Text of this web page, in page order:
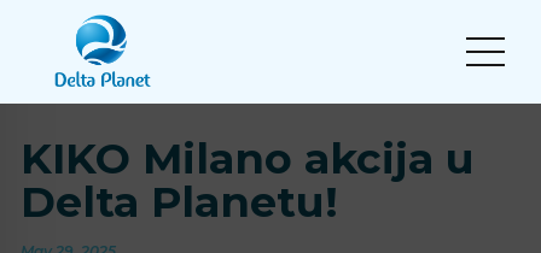
KIKO Milano akcija u
Delta Planetu!